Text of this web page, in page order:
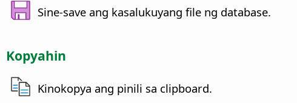
Sine-save ang kasalukuyang file ng database.
Kopyahin
Kinokopya ang pinili sa clipboard.